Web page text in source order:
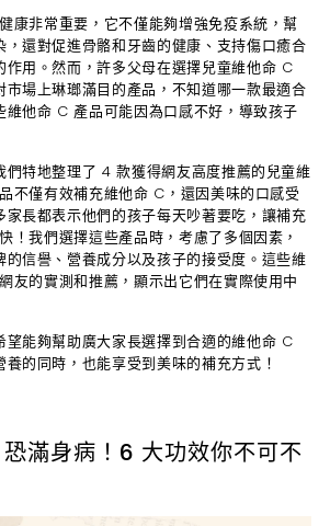
康非常重要，它不僅能夠增強免疫系統，幫
，還對促進骨骼和牙齒的健康、支持傷口癒合
作用。然而，許多父母在選擇兒童維他命 C
市場上琳瑯滿目的產品，不知道哪一款最適合
維他命 C 產品可能因為口感不好，導致孩子
們特地整理了 4 款獲得網友高度推薦的兒童維
不僅有效補充維他命 C，還因美味的口感受
家長都表示他們的孩子每天吵著要吃，讓補充
！我們選擇這些產品時，考慮了多個因素，
的信譽、營養成分以及孩子的接受度。這些維
友的實測和推薦，顯示出它們在實際使用中
望能夠幫助廣大家長選擇到合適的維他命 C
的同時，也能享受到美味的補充方式！
滿身病！6 大功效你不可不